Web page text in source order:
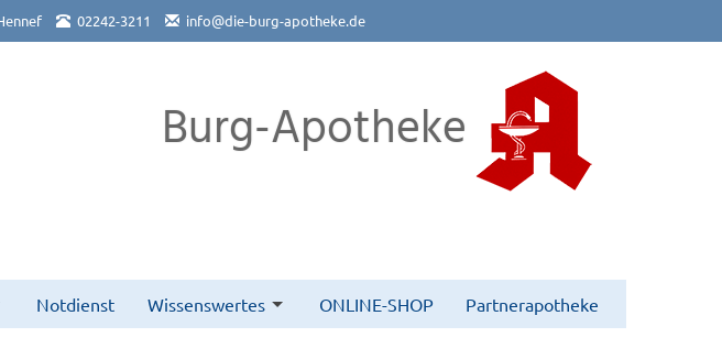
02242-3211 info@die-burg-apotheke.de
Burg-Apotheke
Notdienst Wissenswertes ONLINE-SHOP Partnerapotheke